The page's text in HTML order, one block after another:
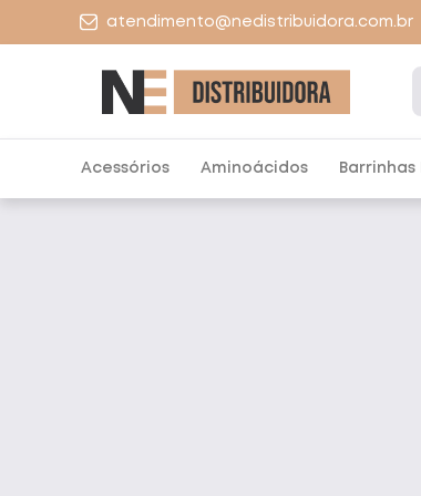
atendimento@nedistribuidora.com.br
Acessórios Aminoácidos Barrinhas